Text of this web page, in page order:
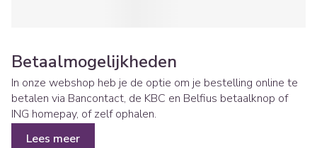
Betaalmogelijkheden
In onze webshop heb je de optie om je bestelling online te
betalen via Bancontact, de KBC en Belfius betaalknop of
ING homepay, of zelf ophalen.
Lees meer